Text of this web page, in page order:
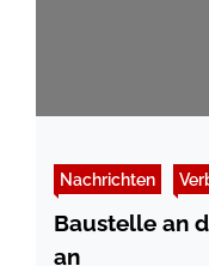
Nachrichten
Baustelle an
an